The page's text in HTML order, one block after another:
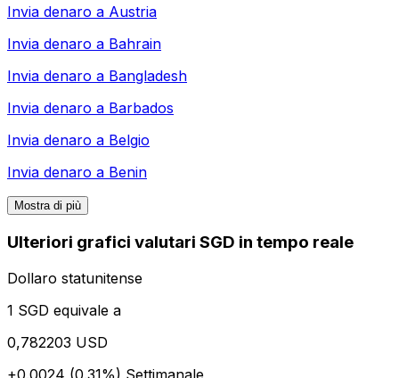
Invia denaro a Austria
Invia denaro a Bahrain
Invia denaro a Bangladesh
Invia denaro a Barbados
Invia denaro a Belgio
Invia denaro a Benin
Mostra di più
Ulteriori grafici valutari SGD in tempo reale
Dollaro statunitense
1 SGD equivale a
0,782203 USD
+0.0024 (0.31%) Settimanale